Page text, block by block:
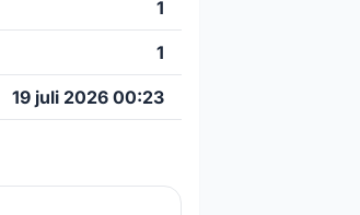
1
1
19 juli 2026 00:23